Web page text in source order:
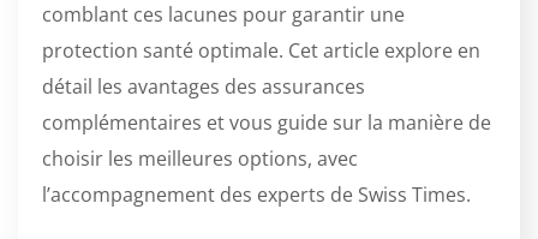
comblant ces lacunes pour garantir une
protection santé optimale. Cet article explore en
détail les avantages des assurances
complémentaires et vous guide sur la manière de
choisir les meilleures options, avec
l’accompagnement des experts de Swiss Times.